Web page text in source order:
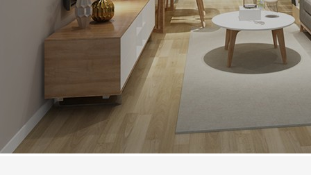
手机
公司
邮箱